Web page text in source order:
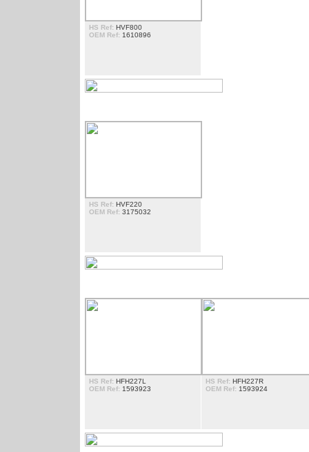
HS Ref: HVF800
OEM Ref: 1610896
HS Ref: HVF220
OEM Ref: 3175032
HS Ref: HFH227L
OEM Ref: 1593923
HS Ref: HFH227R
OEM Ref: 1593924